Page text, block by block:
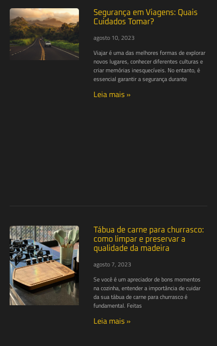
Segurança em Viagens: Quais
Cuidados Tomar?
agosto 10, 2023
Viajar é uma das melhores formas de explorar
novos lugares, conhecer diferentes culturas e
criar memórias inesquecíveis. No entanto, é
essencial garantir a segurança durante
Leia mais »
Tábua de carne para churrasco:
como limpar e preservar a
qualidade da madeira
agosto 7, 2023
Se você é um apreciador de bons momentos
na cozinha, entender a importância de cuidar
da sua tábua de carne para churrasco é
fundamental. Feitas
Leia mais »